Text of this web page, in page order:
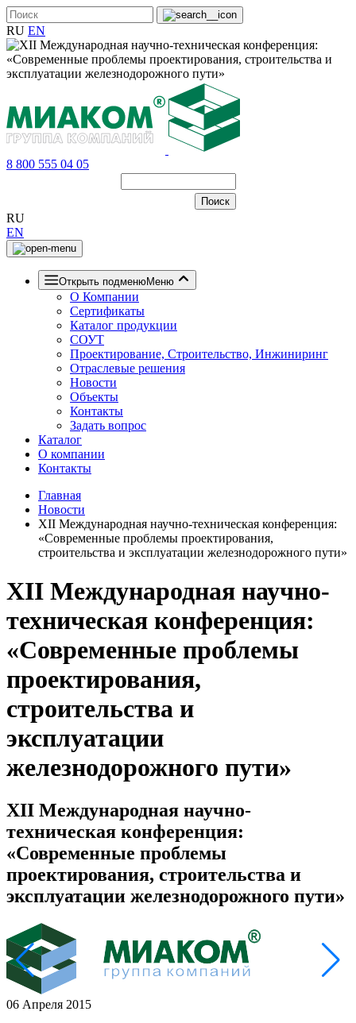
RU EN
8 800 555 04 05
RU
EN
Открыть подменюМеню
О Компании
Сертификаты
Каталог продукции
СОУТ
Проектирование, Строительство, Инжиниринг
Отраслевые решения
Новости
Объекты
Контакты
Задать вопрос
Каталог
О компании
Контакты
Главная
Новости
XII Международная научно-техническая конференция:
«Современные проблемы проектирования,
строительства и эксплуатации железнодорожного пути»
XII Международная научно-
техническая конференция:
«Современные проблемы
проектирования,
строительства и
эксплуатации
железнодорожного пути»
XII Международная научно-
техническая конференция:
«Современные проблемы
проектирования, строительства и
эксплуатации железнодорожного пути»
06 Апреля 2015